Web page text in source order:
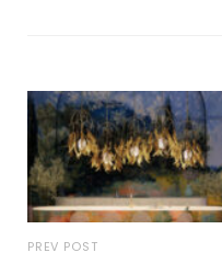
PREV POST